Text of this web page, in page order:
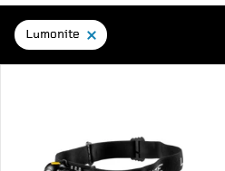
Lumonite